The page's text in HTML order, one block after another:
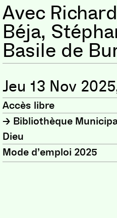
Avec
Béja,
Basile de
Jeu 13 Nov
Accès libre
Bibliothèque
Dieu
Mode d’emploi 2025